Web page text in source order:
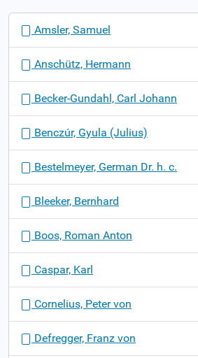
o
Amsler, Samuel
Anschütz, Hermann
Becker-Gundahl, Carl Johann
Benczúr, Gyula (Julius)
Bestelmeyer, German Dr. h. c.
Bleeker, Bernhard
Boos, Roman Anton
Caspar, Karl
Cornelius, Peter von
Defregger, Franz von